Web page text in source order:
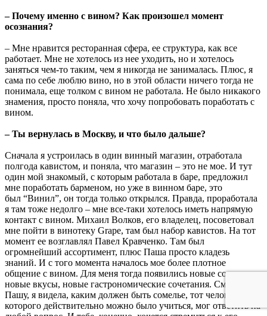
– Почему именно с вином? Как произошел момент
осознания?
– Мне нравится ресторанная сфера, ее структура, как все
работает. Мне не хотелось из нее уходить, но и хотелось
заняться чем-то таким, чем я никогда не занималась. Плюс, я
сама по себе люблю вино, но в этой области ничего тогда не
понимала, еще толком с вином не работала. Не было никакого
знамения, просто поняла, что хочу попробовать поработать с
вином.
– Ты вернулась в Москву, и что было дальше?
Сначала я устроилась в один винный магазин, отработала
полгода кавистом, и поняла, что магазин – это не мое. И тут
один мой знакомый, с которым работала в баре, предложил
мне поработать барменом, но уже в винном баре, это
был “Винил”, он тогда только открылся. Правда, проработала
я там тоже недолго – мне все-таки хотелось иметь напрямую
контакт с вином. Михаил Волков, его владелец, посоветовал
мне пойти в винотеку Grape, там был набор кавистов. На тот
момент ее возглавлял Павел Кравченко. Там был
огромнейший ассортимент, плюс Паша просто кладезь
знаний. И с того момента началось мое более плотное
общение с вином. Для меня тогда появились новые сорта,
новые вкусы, новые гастрономические сочетания. Смотря на
Пашу, я видела, каким должен быть сомелье, тот человек, у
которого действительно можно было учиться, мог ответить на